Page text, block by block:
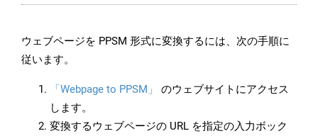
ウェブページを PPSM 形式に変換するには、次の手順に
従います。
「Webpage to PPSM」
のウェブサイトにアクセス
します。
変換するウェブページの URL を指定の入力ボック